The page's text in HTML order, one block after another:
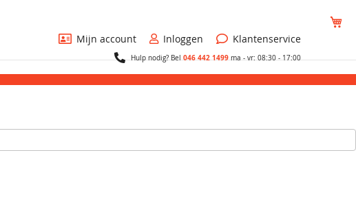
Mijn account
Inloggen Klantenservice
Hulp nodig? Bel046 442 1499ma - vr: 08:30 - 17:00